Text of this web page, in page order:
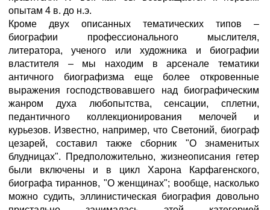
опытам 4 в. до н.э.
Кроме двух описанных тематических типов –
биографии профессионального мыслителя,
литератора, ученого или художника и биографии
властителя – мы находим в арсенале тематики
античного биографизма еще более откровенные
выражения господствовавшего над биографическим
жанром духа любопытства, сенсации, сплетни,
педантичного коллекционирования мелочей и
курьезов. Известно, например, что Светоний, биограф
цезарей, составил также сборник "О знаменитых
блудницах". Предположительно, жизнеописания гетер
были включены и в цикл Харона Карфагенского,
биографа тираннов, "О женщинах"; вообще, насколько
можно судить, эллинистическая биография довольно